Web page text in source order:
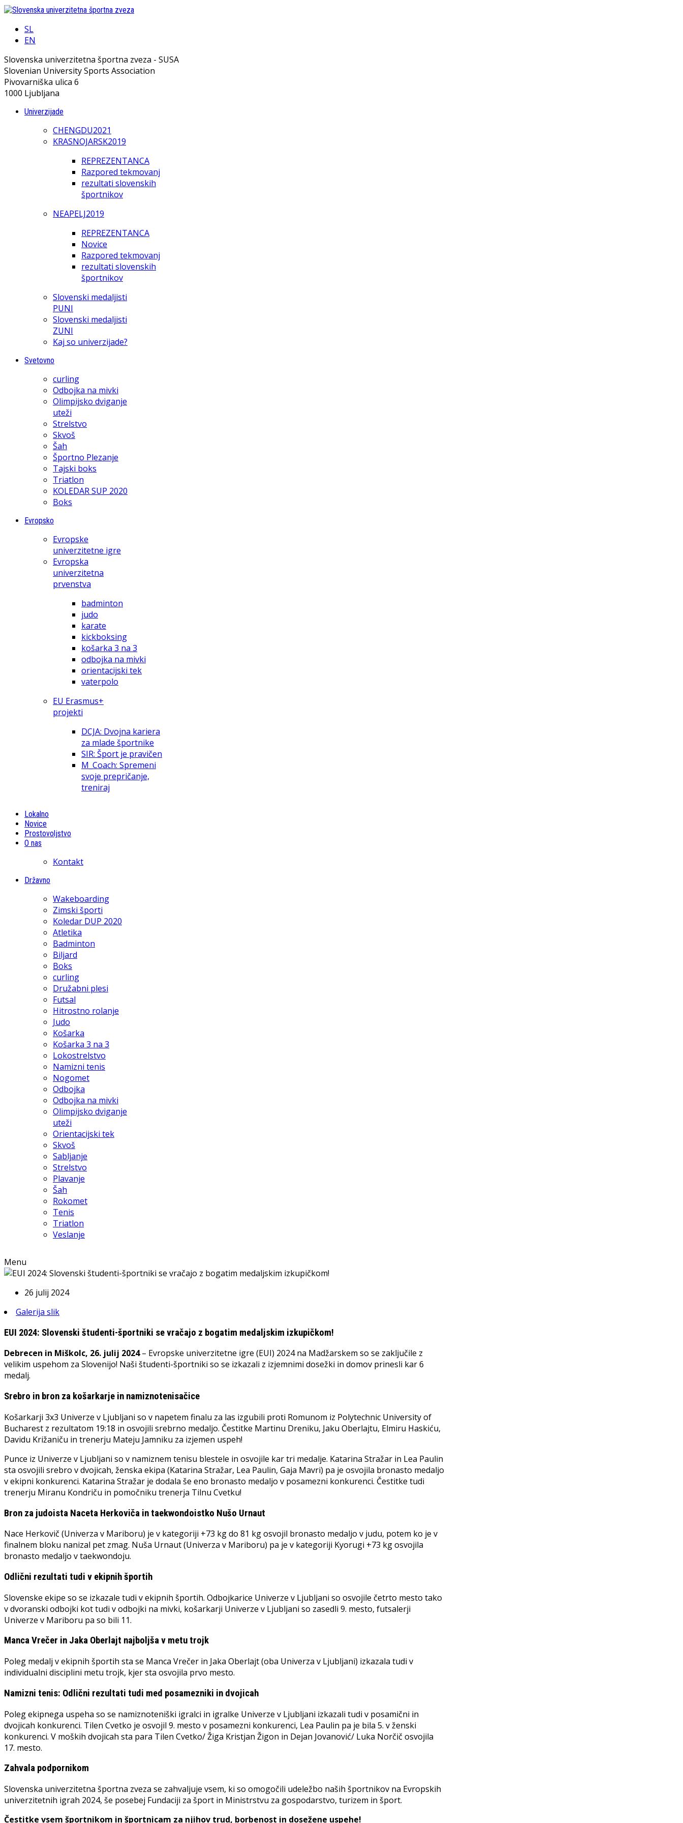
SL
EN
Slovenska univerzitetna športna zveza - SUSA
Slovenian University Sports Association
Pivovarniška ulica 6
1000 Ljubljana
Univerzijade
CHENGDU2021
KRASNOJARSK2019
REPREZENTANCA
Razpored tekmovanj
rezultati slovenskih
športnikov
NEAPELJ2019
REPREZENTANCA
Novice
Razpored tekmovanj
rezultati slovenskih
športnikov
Slovenski medaljisti
PUNI
Slovenski medaljisti
ZUNI
Kaj so univerzijade?
Svetovno
curling
Odbojka na mivki
Olimpijsko dviganje
uteži
Strelstvo
Skvoš
Šah
Športno Plezanje
Tajski boks
Triatlon
KOLEDAR SUP 2020
Boks
Evropsko
Evropske
univerzitetne igre
Evropska
univerzitetna
prvenstva
badminton
judo
karate
kickboksing
košarka 3 na 3
odbojka na mivki
orientacijski tek
vaterpolo
EU Erasmus+
projekti
DCJA: Dvojna kariera
za mlade športnike
SIR: Šport je pravičen
M_Coach: Spremeni
svoje prepričanje,
treniraj
Lokalno
Novice
Prostovoljstvo
O nas
Kontakt
Državno
Wakeboarding
Zimski športi
Koledar DUP 2020
Atletika
Badminton
Biljard
Boks
curling
Družabni plesi
Futsal
Hitrostno rolanje
Judo
Košarka
Košarka 3 na 3
Lokostrelstvo
Namizni tenis
Nogomet
Odbojka
Odbojka na mivki
Olimpijsko dviganje
uteži
Orientacijski tek
Skvoš
Sabljanje
Strelstvo
Plavanje
Šah
Rokomet
Tenis
Triatlon
Veslanje
Menu
26 julij 2024
Galerija slik
EUI 2024: Slovenski študenti-športniki se vračajo z bogatim medaljskim izkupičkom!
Debrecen in Miškolc, 26. julij 2024– Evropske univerzitetne igre (EUI) 2024 na Madžarskem so se zaključile z
velikim uspehom za Slovenijo! Naši študenti-športniki so se izkazali z izjemnimi dosežki in domov prinesli kar 6
medalj.
Srebro in bron za košarkarje in namiznotenisačice
Košarkarji 3x3 Univerze v Ljubljani so v napetem finalu za las izgubili proti Romunom iz Polytechnic University of
Bucharest z rezultatom 19:18 in osvojili srebrno medaljo. Čestitke Martinu Dreniku, Jaku Oberlajtu, Elmiru Haskiću,
Davidu Križaniču in trenerju Mateju Jamniku za izjemen uspeh!
Punce iz Univerze v Ljubljani so v namiznem tenisu blestele in osvojile kar tri medalje. Katarina Stražar in Lea Paulin
sta osvojili srebro v dvojicah, ženska ekipa (Katarina Stražar, Lea Paulin, Gaja Mavri) pa je osvojila bronasto medaljo
v ekipni konkurenci. Katarina Stražar je dodala še eno bronasto medaljo v posamezni konkurenci. Čestitke tudi
trenerju Miranu Kondriču in pomočniku trenerja Tilnu Cvetku!
Bron za judoista Naceta Herkoviča in taekwondoistko Nušo Urnaut
Nace Herkovič (Univerza v Mariboru) je v kategoriji +73 kg do 81 kg osvojil bronasto medaljo v judu, potem ko je v
finalnem bloku nanizal pet zmag. Nuša Urnaut (Univerza v Mariboru) pa je v kategoriji Kyorugi +73 kg osvojila
bronasto medaljo v taekwondoju.
Odlični rezultati tudi v ekipnih športih
Slovenske ekipe so se izkazale tudi v ekipnih športih. Odbojkarice Univerze v Ljubljani so osvojile četrto mesto tako
v dvoranski odbojki kot tudi v odbojki na mivki, košarkarji Univerze v Ljubljani so zasedli 9. mesto, futsalerji
Univerze v Mariboru pa so bili 11.
Manca Vrečer in Jaka Oberlajt najboljša v metu trojk
Poleg medalj v ekipnih športih sta se Manca Vrečer in Jaka Oberlajt (oba Univerza v Ljubljani) izkazala tudi v
individualni disciplini metu trojk, kjer sta osvojila prvo mesto.
Namizni tenis: Odlični rezultati tudi med posamezniki in dvojicah
Poleg ekipnega uspeha so se namiznoteniški igralci in igralke Univerze v Ljubljani izkazali tudi v posamični in
dvojicah konkurenci. Tilen Cvetko je osvojil 9. mesto v posamezni konkurenci, Lea Paulin pa je bila 5. v ženski
konkurenci. V moških dvojicah sta para Tilen Cvetko/ Žiga Kristjan Žigon in Dejan Jovanović/ Luka Norčič osvojila
17. mesto.
Zahvala podpornikom
Slovenska univerzitetna športna zveza se zahvaljuje vsem, ki so omogočili udeležbo naših športnikov na Evropskih
univerzitetnih igrah 2024, še posebej Fundaciji za šport in Ministrstvu za gospodarstvo, turizem in šport.
Čestitke vsem športnikom in športnicam za njihov trud, borbenost in dosežene uspehe!